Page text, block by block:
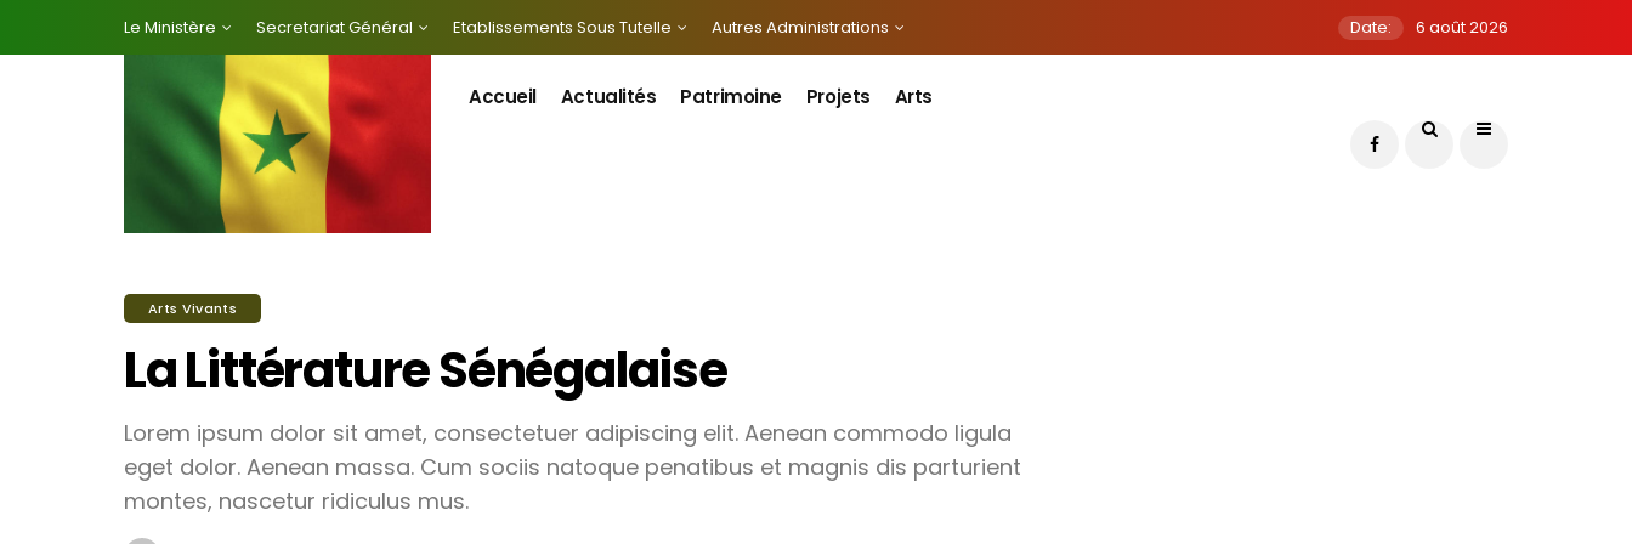
Le Ministère Secretariat Général Etablissements Sous Tutelle Autres Administrations Date: 6 août 2026
Accueil Actualités Patrimoine Projets Arts
Arts Vivants
La Littérature Sénégalaise
Lorem ipsum dolor sit amet, consectetuer adipiscing elit. Aenean commodo ligula
eget dolor. Aenean massa. Cum sociis natoque penatibus et magnis dis parturient
montes, nascetur ridiculus mus.